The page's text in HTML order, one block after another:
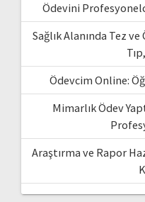
Ödevini
Sağlık Alanında Tez
Ödevcim Online:
Mimarlık Ödev
Araştırma ve Rapor